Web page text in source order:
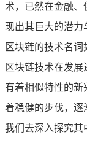
术，已然在金融、
现出其巨大的潜力
区块链的技术名
区块链技术在发
有着相似特性的新
着稳健的步伐，逐
我们去深入探究其